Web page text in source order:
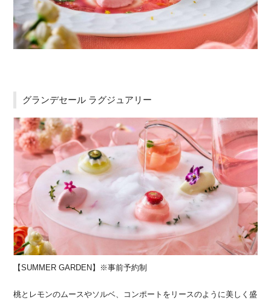
グランデセール ラグジュアリー
【SUMMER GARDEN】※事前予約制
桃とレモンのムースやソルベ、コンポートをリースのように美しく盛